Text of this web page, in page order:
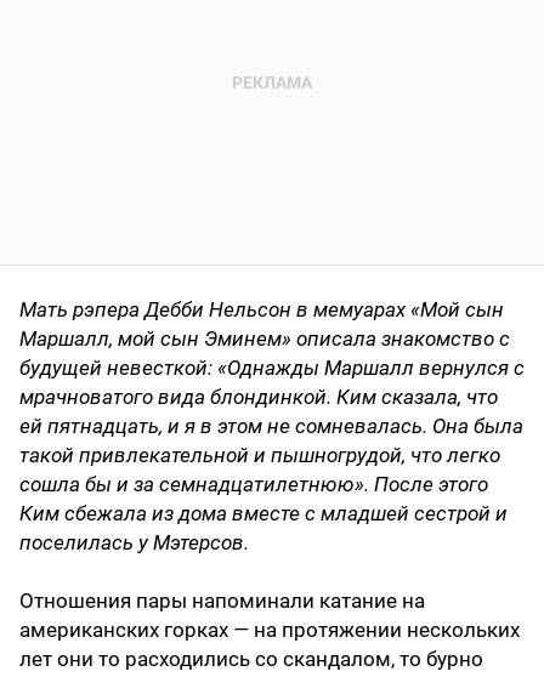
Мать рэпера Дебби Нельсон в мемуарах «Мой сын
Маршалл, мой сын Эминем» описала знакомство с
будущей невесткой: «Однажды Маршалл вернулся c
мрачноватого вида блондинкой. Ким сказала, что
ей пятнадцать, и я в этом не сомневалась. Она была
такой привлекательной и пышногрудой, что легко
сошла бы и за семнадцатилетнюю». После этого
Ким сбежала из дома вместе с младшей сестрой и
поселилась у Мэтерсов.
Отношения пары напоминали катание на
американских горках — на протяжении нескольких
лет они то расходились со скандалом, то бурно